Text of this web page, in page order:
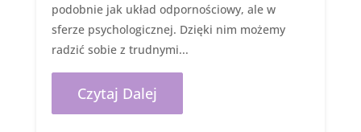
podobnie jak układ odpornościowy, ale w
sferze psychologicznej. Dzięki nim możemy
radzić sobie z trudnymi...
Czytaj Dalej